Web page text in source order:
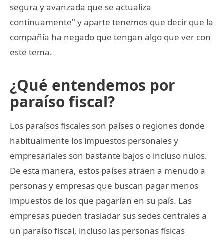
segura y avanzada que se actualiza
continuamente" y aparte tenemos que decir que la
compañía ha negado que tengan algo que ver con
este tema.
¿Qué entendemos por
paraíso fiscal?
Los paraísos fiscales son países o regiones donde
habitualmente los impuestos personales y
empresariales son bastante bajos o incluso nulos.
De esta manera, estos países atraen a menudo a
personas y empresas que buscan pagar menos
impuestos de los que pagarían en su país. Las
empresas pueden trasladar sus sedes centrales a
un paraíso fiscal, incluso las personas físicas